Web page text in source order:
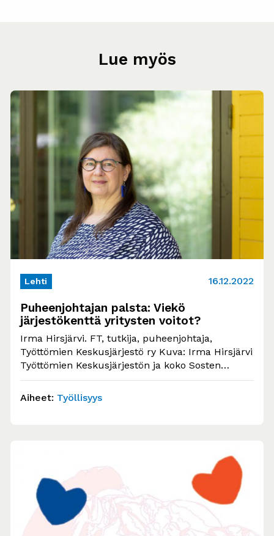
Lue myös
Lehti 16.12.2022
Puheenjohtajan palsta: Viekö
järjestökenttä yritysten voitot?
Irma Hirsjärvi. FT, tutkija, puheenjohtaja,
Työttömien Keskusjärjestö ry Kuva: Irma Hirsjärvi
Työttömien Keskusjärjestön ja koko Sosten
kaksivuotinen painajaismainen vääntö
palkkatukilain uudistamisesta…
Aiheet: Työllisyys